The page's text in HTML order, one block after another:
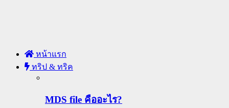
หน้าแรก
ทริป & ทริค
MDS file คืออะไร?